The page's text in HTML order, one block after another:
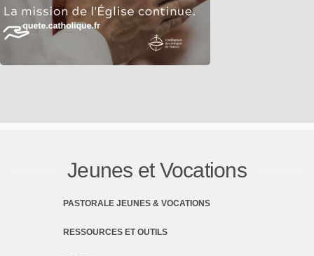
Jeunes et Vocations
PASTORALE JEUNES & VOCATIONS
RESSOURCES ET OUTILS